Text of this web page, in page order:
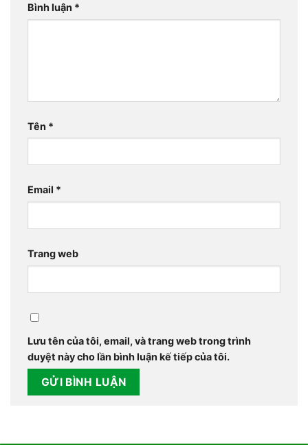
Bình luận *
Tên *
Email *
Trang web
Lưu tên của tôi, email, và trang web trong trình
duyệt này cho lần bình luận kế tiếp của tôi.